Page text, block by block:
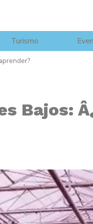
Turismo
Bajos: